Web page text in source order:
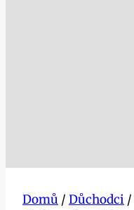
Domů / Důchodci /